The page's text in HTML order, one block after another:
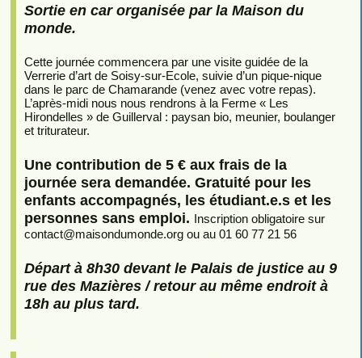
Sortie en car organisée par la Maison du
monde.
Cette journée commencera par une visite guidée de la
Verrerie d’art de Soisy-sur-Ecole, suivie d’un pique-nique
dans le parc de Chamarande (venez avec votre repas).
L’après-midi nous nous rendrons à la Ferme « Les
Hirondelles » de Guillerval : paysan bio, meunier, boulanger
et triturateur.
Une contribution de 5 € aux frais de la
journée sera demandée. Gratuité pour les
enfants accompagnés, les étudiant.e.s et les
personnes sans emploi. Inscription obligatoire sur
contact@maisondumonde.org ou au 01 60 77 21 56
Départ à 8h30 devant le Palais de justice au 9
rue des Mazières / retour au même endroit à
18h au plus tard.